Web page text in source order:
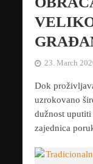
23. March
Dok
uzrokovano
dužnost
zajednica